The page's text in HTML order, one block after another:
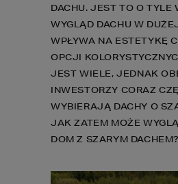
DACHU. JEST TO O TYLE
WYGLĄD DACHU W
WPŁYWA NA ESTETYKĘ
OPCJI
JEST WIELE, JEDNAK
INWESTORZY CORAZ
WYBIERAJĄ DACHY O
JAK ZATEM MOŻE
DOM Z SZARYM DACHEM?